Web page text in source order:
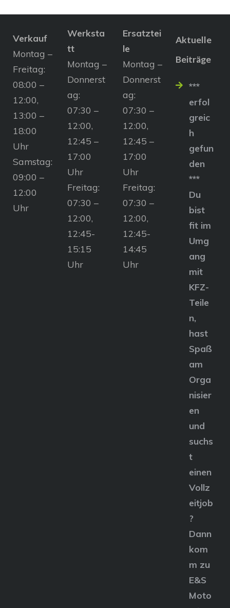
Verkauf
Montag –
Freitag:
08:00 –
12:00,
13:00 –
18:00
Uhr
Samstag:
09:00 –
12:00
Uhr
Werksta
tt
Montag –
Donnerst
ag:
07:30 –
12:00,
12:45 –
17:00
Uhr
Freitag:
07:30 –
12:00,
12:45-
15:15
Uhr
Ersatztei
le
Montag –
Donnerst
ag:
07:30 –
12:00,
12:45 –
17:00
Uhr
Freitag:
07:30 –
12:00,
12:45-
14:45
Uhr
Aktuelle
Beiträge
***
erfol
greic
h
gefun
den
***
Du
bist
fit im
Umg
ang
mit
KFZ-
Teile
n,
hast
Spaß
am
Orga
nisier
en
und
suchs
t
einen
Vollz
eitjob
?
Dann
kom
m zu
E&S
Moto